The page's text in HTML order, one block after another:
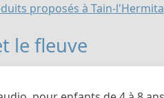
proposés à Tain-
le fleuve